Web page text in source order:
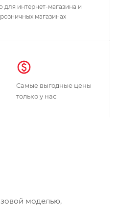
для интернет-магазина и
магазинах
Самые выгодные цены
только у нас
моделью,